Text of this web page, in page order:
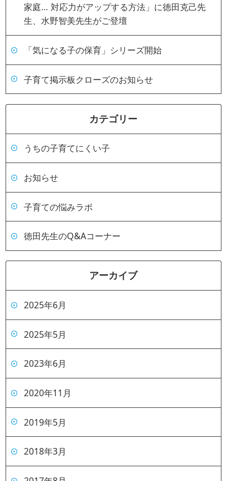
家庭… 対応力がアップする方法」に徳田克己先
生、水野智美先生がご登壇
「気になる子の保育」シリーズ開始
子育て掲示板クローズのお知らせ
カテゴリー
うちの子育てにくい子
お知らせ
子育ての悩みラボ
徳田先生のQ&Aコーナー
アーカイブ
2025年6月
2025年5月
2023年6月
2020年11月
2019年5月
2018年3月